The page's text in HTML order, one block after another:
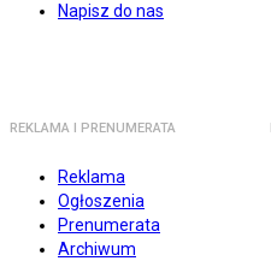
Napisz do nas
REKLAMA I PRENUMERATA
Reklama
Ogłoszenia
Prenumerata
Archiwum